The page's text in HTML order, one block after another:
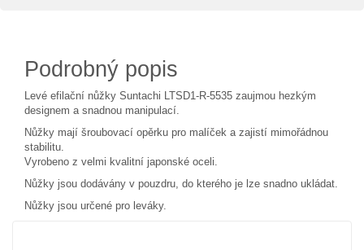
Podrobný popis
Levé efilační nůžky Suntachi LTSD1-R-5535 zaujmou hezkým
designem a snadnou manipulací.
Nůžky mají šroubovací opěrku pro malíček a zajistí mimořádnou
stabilitu.
Vyrobeno z velmi kvalitní japonské oceli.
Nůžky jsou dodávány v pouzdru, do kterého je lze snadno ukládat.
Nůžky jsou určené pro leváky.